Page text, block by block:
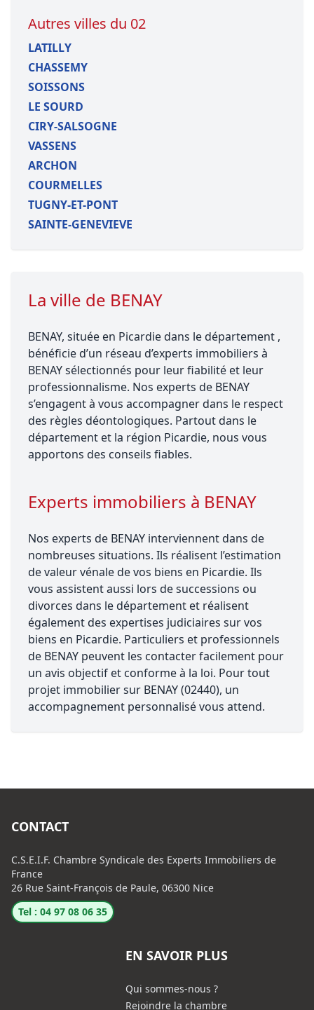
Autres villes du 02
LATILLY
CHASSEMY
SOISSONS
LE SOURD
CIRY-SALSOGNE
VASSENS
ARCHON
COURMELLES
TUGNY-ET-PONT
SAINTE-GENEVIEVE
La ville de BENAY
BENAY, située en Picardie dans le département ,
bénéficie d’un réseau d’experts immobiliers à
BENAY sélectionnés pour leur fiabilité et leur
professionnalisme. Nos experts de BENAY
s’engagent à vous accompagner dans le respect
des règles déontologiques. Partout dans le
département et la région Picardie, nous vous
apportons des conseils fiables.
Experts immobiliers à BENAY
Nos experts de BENAY interviennent dans de
nombreuses situations. Ils réalisent l’estimation
de valeur vénale de vos biens en Picardie. Ils
vous assistent aussi lors de successions ou
divorces dans le département et réalisent
également des expertises judiciaires sur vos
biens en Picardie. Particuliers et professionnels
de BENAY peuvent les contacter facilement pour
un avis objectif et conforme à la loi. Pour tout
projet immobilier sur BENAY (02440), un
accompagnement personnalisé vous attend.
CONTACT
C.S.E.I.F. Chambre Syndicale des Experts Immobiliers de
France
26 Rue Saint-François de Paule, 06300 Nice
Tel : 04 97 08 06 35
EN SAVOIR PLUS
Qui sommes-nous ?
Rejoindre la chambre